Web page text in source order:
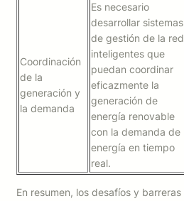
Coordinación
de la
generación y
la demanda
Es necesario
desarrollar sistemas
de gestión de la red
inteligentes que
puedan coordinar
eficazmente la
generación de
energía renovable
con la demanda de
energía en tiempo
real.
En resumen, los desafíos y